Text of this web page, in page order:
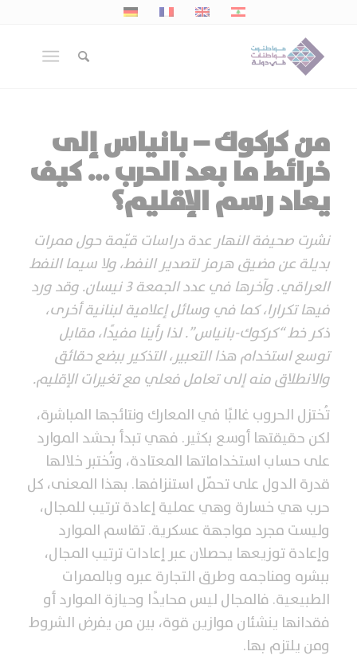
من كركوك – بانياس إلى
خرائط ما بعد الحرب … كيف
يعاد رسم الإقليم؟
نشرت صحيفة النهار عدة دراسات قيّمة حول ممرات
بديلة عن مضيق هرمز لتصدير النفط، ولا سيما النفط
العراقي. وآخرها في عدد الجمعة 3 نيسان. وقد ورد
فيها تكرارا، كما في وسائل إعلامية لبنانية أخرى،
ذكر خط “كركوك-بانياس”. لذا رأينا مفيدًا، مقابل
توسع استخدام هذا التعبير، التذكير ببضع حقائق
والانطلاق منه إلى تعامل فعلي مع تغيرات الإقليم.
تُختزل الحروب غالبًا في المعارك ونتائجها المباشرة،
لكن حقيقتها أوسع بكثير. فهي تبدأ بحشد الموارد
على حساب استخداماتها المعتادة، وتُختبر خلالها
قدرة الدول على تحمّل استنزافها. بهذا المعنى، كل
حرب هي خسارة وهي عملية إعادة ترتيب للمجال،
وليست مجرد مواجهة عسكرية. تقاسم الموارد
وإعادة توزيعها يحصلان عبر إعادات ترتيب المجال،
ببشره ومناجمه وطرق التجارة عبره وبالممرات
الطبيعية. فالمجال ليس محايدًا وحيازة الموارد أو
فقدانها ينشئان موازين قوة، بين من يفرض الشروط
ومن يلتزم بها.